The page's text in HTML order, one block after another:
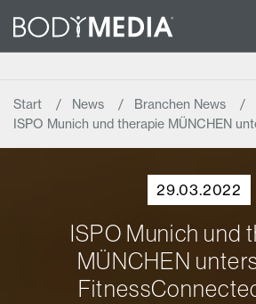
Start News
Branchen News
ISPO Munich und therapie MÜNCHEN
29.03.2022
ISPO Munich und
MÜNCHEN